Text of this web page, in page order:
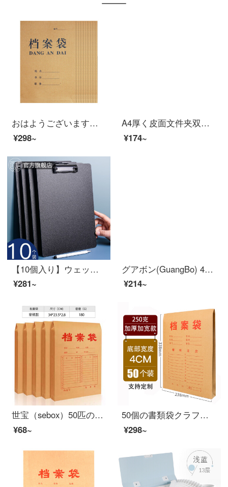
おはようございます。A 4牛革の書類袋を厚くして、底の幅を5 cm 25枚お願いします。
¥298~
A4厚く皮面文件夹双夹 皮质强力单夹资料夹谈单本ビジネス销售夹合同夹协议夹签约本致辞夹朗诵夹定制logo 黑色-双夹
¥174~
【10個入り】ウェット語ビズネルカードホルダーa 4ファイル板紙学生用板紙挟みシートプラスチック挟み板紙メニューサンドイッチ収納クリップ多機能黒10個
¥281~
グアボン(GuangBo) 4只装4色晶彩 A4双强力文件夹 彩色资料夹 档案夹 A9051
¥214~
世宝（sebox）50匹のA 4クラフト紙の書類袋が厚い表示契約書類の資料袋オーフ用品10枚-180 gクレフバッグ
¥68~
50個の書類袋クラフト紙250 g厚くて、A 4の書類袋のペーパーペーパーペーパーペーパーペーパーペーパーペーパーペーパーペーパーペーパーペーパーの入札案袋の大容量は50個です。厚さは250 g/底幅は4 cmです。
¥298~